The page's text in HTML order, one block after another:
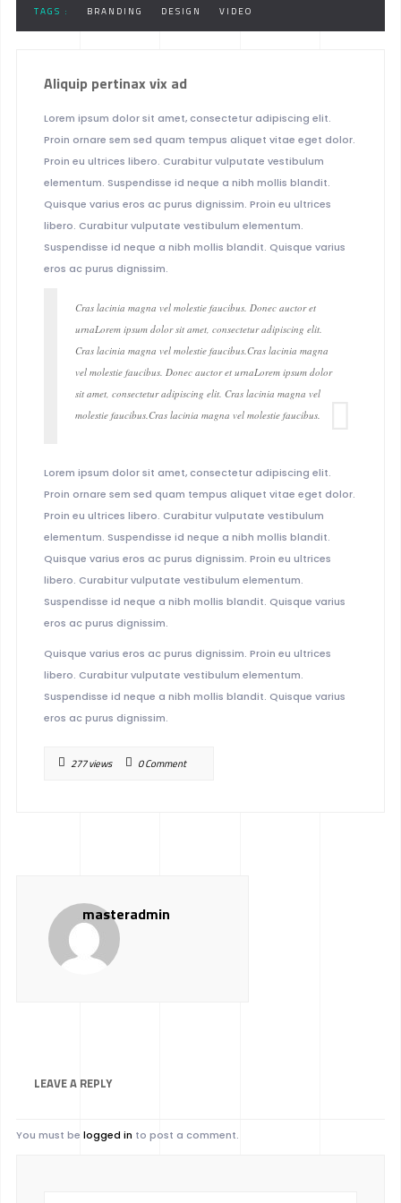
TAGS : BRANDING DESIGN VIDEO
Aliquip pertinax vix ad
Lorem ipsum dolor sit amet, consectetur adipiscing elit.
Proin ornare sem sed quam tempus aliquet vitae eget dolor.
Proin eu ultrices libero. Curabitur vulputate vestibulum
elementum. Suspendisse id neque a nibh mollis blandit.
Quisque varius eros ac purus dignissim. Proin eu ultrices
libero. Curabitur vulputate vestibulum elementum.
Suspendisse id neque a nibh mollis blandit. Quisque varius
eros ac purus dignissim.
Cras lacinia magna vel molestie faucibus. Donec auctor et
urnaLorem ipsum dolor sit amet, consectetur adipiscing elit.
Cras lacinia magna vel molestie faucibus.Cras lacinia magna
vel molestie faucibus. Donec auctor et urnaLorem ipsum dolor
sit amet, consectetur adipiscing elit. Cras lacinia magna vel
molestie faucibus.Cras lacinia magna vel molestie faucibus.
Lorem ipsum dolor sit amet, consectetur adipiscing elit.
Proin ornare sem sed quam tempus aliquet vitae eget dolor.
Proin eu ultrices libero. Curabitur vulputate vestibulum
elementum. Suspendisse id neque a nibh mollis blandit.
Quisque varius eros ac purus dignissim. Proin eu ultrices
libero. Curabitur vulputate vestibulum elementum.
Suspendisse id neque a nibh mollis blandit. Quisque varius
eros ac purus dignissim.
Quisque varius eros ac purus dignissim. Proin eu ultrices
libero. Curabitur vulputate vestibulum elementum.
Suspendisse id neque a nibh mollis blandit. Quisque varius
eros ac purus dignissim.
277 views 0 Comment
masteradmin
LEAVE A REPLY
You must be logged in to post a comment.